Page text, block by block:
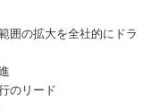
囲の拡大を全社的にドラ
のリード